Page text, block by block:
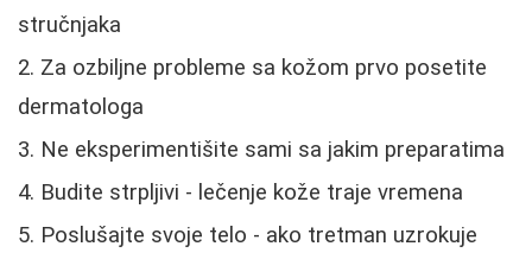
stručnjaka
Za ozbiljne probleme sa kožom prvo posetite
dermatologa
Ne eksperimentišite sami sa jakim preparatima
Budite strpljivi - lečenje kože traje vremena
Poslušajte svoje telo - ako tretman uzrokuje